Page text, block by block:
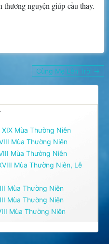
nguyện giúp cầu thay.
Cùng Mẹ Lên Trời →
Mùa Thường Niên
Mùa Thường Niên
Mùa Thường Niên
Mùa Thường Niên, Lễ
Mùa Thường Niên
Mùa Thường Niên
Mùa Thường Niên